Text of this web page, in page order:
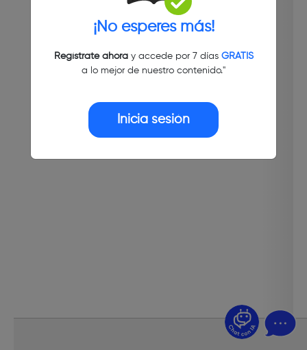
¡No esperes más!
Regístrate ahoray accede por 7 días GRATIS
a lo mejor de nuestro contenido."
Inicia sesión